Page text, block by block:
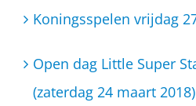
Koningsspelen vrijdag
Open dag Little Super
(zaterdag 24 maart 2018)